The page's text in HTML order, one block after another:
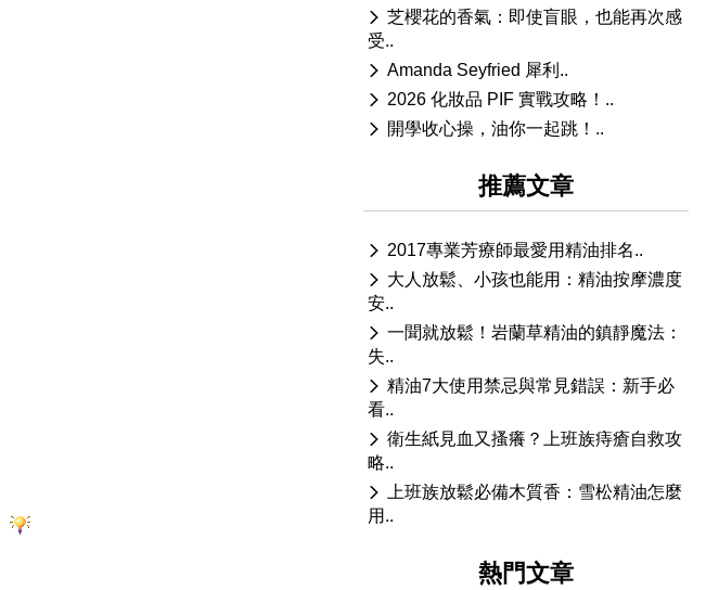
芝櫻花的香氣：即使盲眼，也能再次感
受..
Amanda Seyfried 犀利..
2026 化妝品 PIF 實戰攻略！..
開學收心操，油你一起跳！..
推薦文章
2017專業芳療師最愛用精油排名..
大人放鬆、小孩也能用：精油按摩濃度
安..
一聞就放鬆！岩蘭草精油的鎮靜魔法：
失..
精油7大使用禁忌與常見錯誤：新手必
看..
衛生紙見血又搔癢？上班族痔瘡自救攻
略..
上班族放鬆必備木質香：雪松精油怎麼
用..
熱門文章